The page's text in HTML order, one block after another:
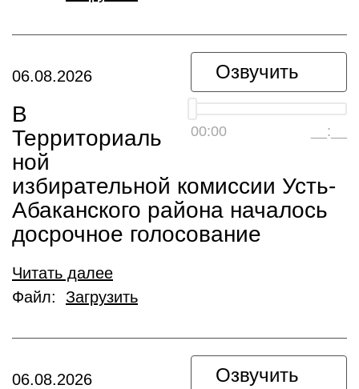
Озвучить
00:00 __:__
06.08.2026
В
Территориаль
ной
избирательной комиссии Усть-
Абаканского района началось
досрочное голосование
Читать далее
Файл: Загрузить
Озвучить
06.08.2026